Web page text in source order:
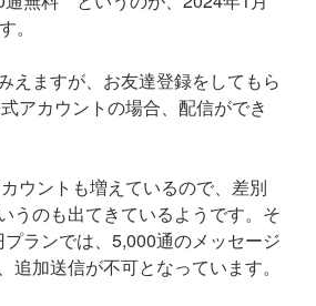
。
えますが、お友達登録をしてもら
アカウントの場合、配信ができ
ウントも増えているので、差別
うのも出てきているようです。そ
ランでは、5,000通のメッセージ
追加送信が不可となっています。